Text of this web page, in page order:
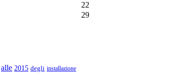
22
29
alle 2015 degli installazione